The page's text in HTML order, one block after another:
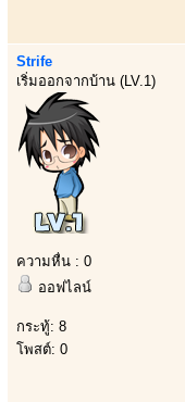
Strife
เริ่มออกจากบ้าน (LV.1)
ความหื่น : 0
ออฟไลน์
กระทู้: 8
โพสต์: 0